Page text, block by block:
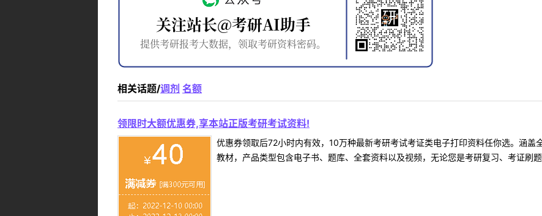
相关话题/调剂 名额
领限时大额优惠券,享本站正版考研考试资料!
优惠券领取后72小时内有效，10万种最新考研考试考证类电子打印资料任你选。涵
教材，产品类型包含电子书、题库、全套资料以及视频，无论您是考研复习、考证刷